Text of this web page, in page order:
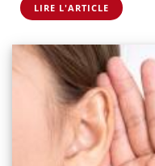
LIRE L'ARTICLE